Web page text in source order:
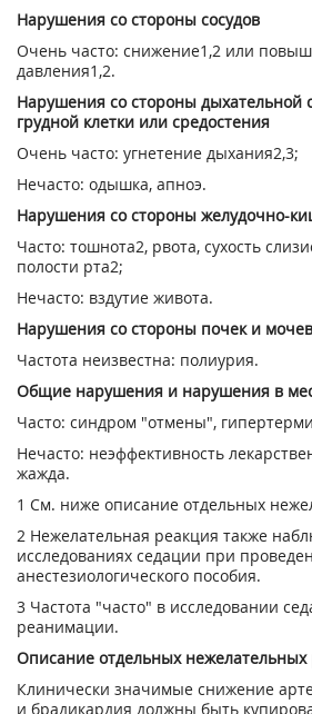
Нарушения со стороны сосудов
Очень часто: снижение1,2 или
давления1,2.
Нарушения со стороны дыхательной
грудной клетки или средостения
Очень часто: угнетение дыхания2,3;
Нечасто: одышка, апноэ.
Нарушения со стороны желудочно-
Часто: тошнота2, рвота, сухость
полости рта2;
Нечасто: вздутие живота.
Нарушения со стороны почек и
Частота неизвестна: полиурия.
Общие нарушения и нарушения в
Часто: синдром "отмены",
Нечасто: неэффективность
жажда.
1 См. ниже описание отдельных
2 Нежелательная реакция также
исследованиях седации при
анестезиологического пособия.
3 Частота "часто" в исследовании
реанимации.
Описание отдельных нежелательных
Клинически значимые снижение
и брадикардия должны быть